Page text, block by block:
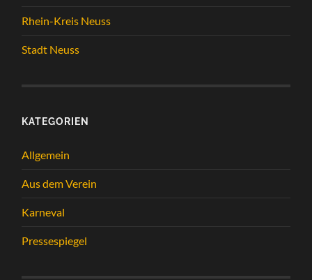
Rhein-Kreis Neuss
Stadt Neuss
KATEGORIEN
Allgemein
Aus dem Verein
Karneval
Pressespiegel